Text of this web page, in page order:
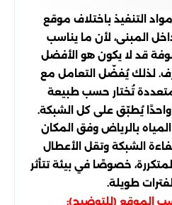
التنفيذ باختلاف موقع
المبنى، لأن ما يناسب
قد لا يكون هو الأفضل
لذلك يُفضّل التعامل مع
تُختار حسب طبيعة
واحدًا يُطبّق على كل الشبكة.
بالرياض وفق المكان
الشبكة وتقل الأعطال
خصوصًا في بيئة تتأثر
لفترات طويلة.
الموقع (للتوضيح):